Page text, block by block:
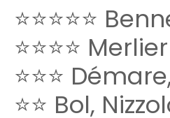
⭐⭐⭐⭐⭐
⭐⭐⭐⭐ Merlier
⭐⭐⭐
⭐⭐ Bol,